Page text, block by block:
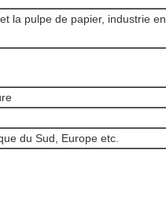
la pulpe de papier, industrie en
du Sud, Europe etc.